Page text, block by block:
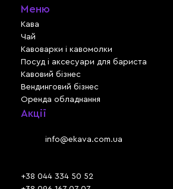
Меню
Кава
Чай
Кавоварки і кавомолки
Посуд і аксесуари для бариста
Кавовий бізнес
Вендинговий бізнес
Оренда обладнання
Акції
info@ekava.com.ua
+38 044 334 50 52